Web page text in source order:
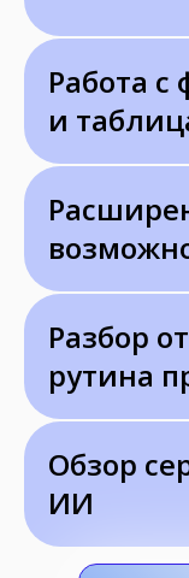
Работа
и
Разбор
рутина
Обзор
ИИ